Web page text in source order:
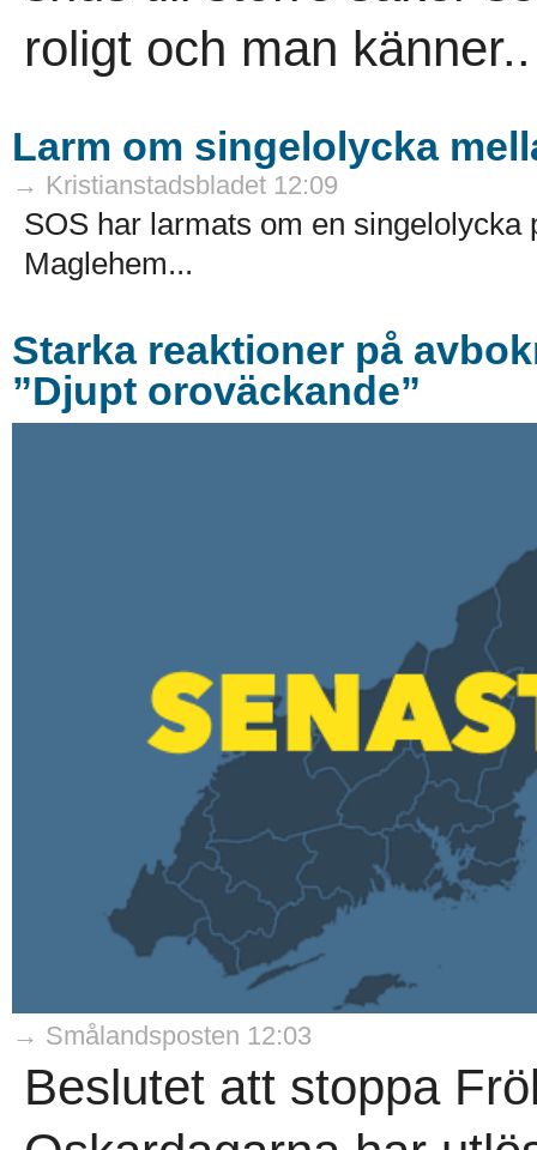
roligt och man känner..
Larm om singelolycka
→ Kristianstadsbladet 12:09
SOS har larmats om en
Maglehem...
Starka reaktioner på
”Djupt oroväckande”
→ Smålandsposten 12:03
Beslutet att stoppa